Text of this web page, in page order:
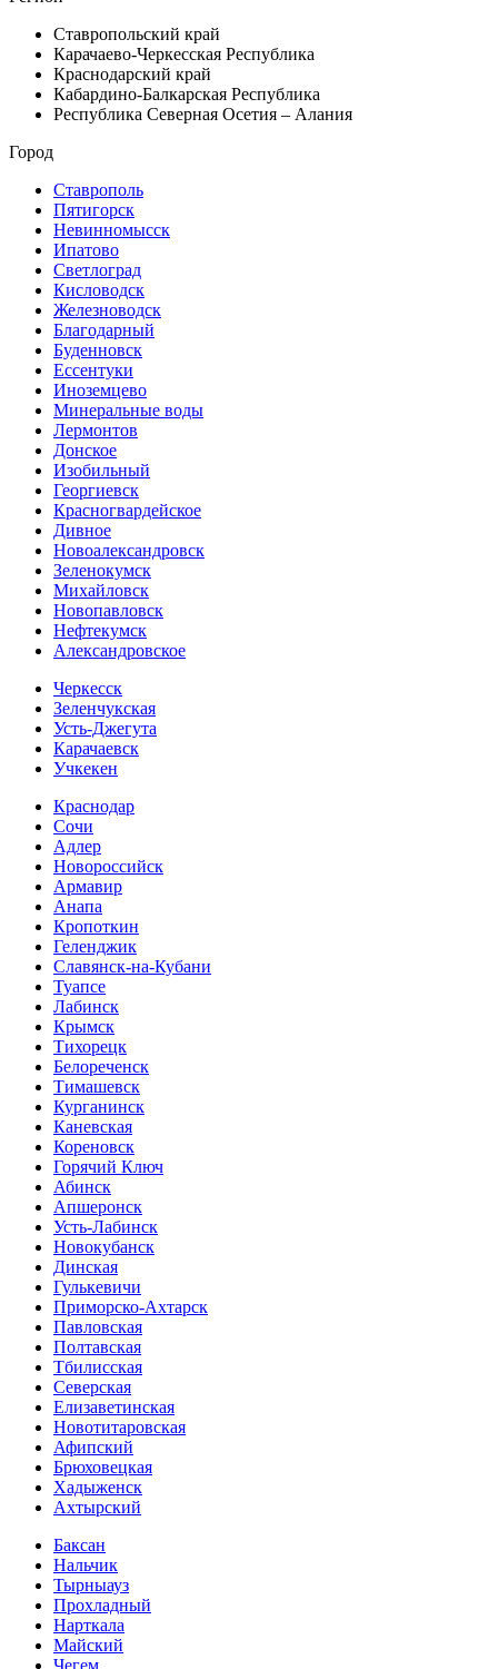
Ставропольский край
Карачаево-Черкесская Республика
Краснодарский край
Кабардино-Балкарская Республика
Республика Северная Осетия – Алания
Город
Ставрополь
Пятигорск
Невинномысск
Ипатово
Светлоград
Кисловодск
Железноводск
Благодарный
Буденновск
Ессентуки
Иноземцево
Минеральные воды
Лермонтов
Донское
Изобильный
Георгиевск
Красногвардейское
Дивное
Новоалександровск
Зеленокумск
Михайловск
Новопавловск
Нефтекумск
Александровское
Черкесск
Зеленчукская
Усть-Джегута
Карачаевск
Учкекен
Краснодар
Сочи
Адлер
Новороссийск
Армавир
Анапа
Кропоткин
Геленджик
Славянск-на-Кубани
Туапсе
Лабинск
Крымск
Тихорецк
Белореченск
Тимашевск
Курганинск
Каневская
Кореновск
Горячий Ключ
Абинск
Апшеронск
Усть-Лабинск
Новокубанск
Динская
Гулькевичи
Приморско-Ахтарск
Павловская
Полтавская
Тбилисская
Северская
Елизаветинская
Новотитаровская
Афипский
Брюховецкая
Хадыженск
Ахтырский
Баксан
Нальчик
Тырныауз
Прохладный
Нарткала
Майский
Чегем